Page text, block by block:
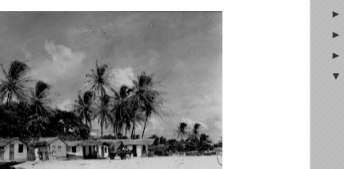
►
►
►
▼